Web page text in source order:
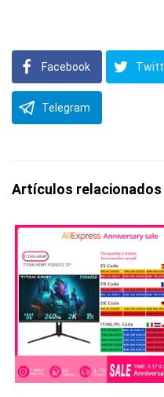
Facebook
Telegram
Artículos relacionados